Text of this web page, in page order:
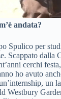
andata?
Spulico per
Scappato dalla
cerchi
ho avuto
un
Westbury